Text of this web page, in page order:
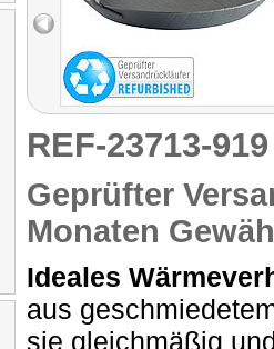
REF-23713-
Geprüfter
Monaten
Ideales
aus
sie gleichmäßig